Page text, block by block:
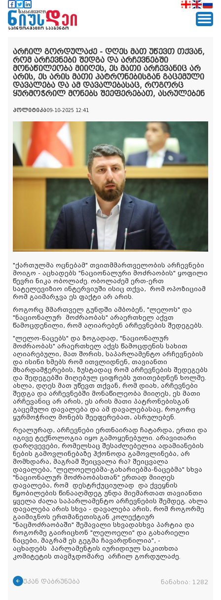
არჩილ გორდულაძე - დღეს მათ უწევთ თქვან,
რომ არჩევნები შედგა და არჩევნებში
მონაწილეობა მიიღეს, ეს მათი არჩევანიც არ
არის, ეს არის მათი პატრონებისგან გაცემული
დავალება და ამ დავალებასაც, როგორც
ყურმოჭრილ მონებს შეეფერებათ, ასრულებენ
პოლიტიკა09-10-2025 12:41
"ქართულმა ოცნებამ" თვითმმართველობის არჩევნები
მოიგო - აცხადებს "ნაციონალური მოძრაობის" ყოფილი
წევრი ნიკა ობოლაძე. ობოლაძემ ერთ-ერთ
სატელევიზიო ინტერვიუში ისიც თქვა, რომ ოპოზიციამ
რომ გაიმარჯვა ეს ფაქტი არ არის.
როგორც მმართველ გუნდში ამბობენ, "ლელოს" და
"ნაციონალურ მოძრაობას" არაერთხელ აქვთ
წამოცდენილი, რომ აღიარებენ არჩევნების შედეგებს.
"ლელო-ნაცებს" და ზოგადად, "ნაციონალურ
მოძრაობას" არაერთხელ აქვს წამოცდენის სახით
აღიარებული, მათ შორის, საპარლამენტო არჩევნების
და ისინი ხმებს რომ ითვლიდნენ, თავიანთი
მხარდამჭერების, ზუსტადაც რომ არჩევნების შედეგებს
და შედეგებში მიღებულ ციფრებს უთითებდნენ ხოლმე.
ახლა, დღეს მათ უწევთ თქვან, რომ დიახ, არჩევნები
შედგა და არჩევნებში მონაწილეობა მიიღეს, ეს მათი
არჩევანიც არ არის, ეს არის მათი პატრონებისგან
გაცემული დავალება და ამ დავალებასაც, როგორც
ყურმოჭრილ მონებს შეეფერებათ, ასრულებენ.
რეალურად, არჩევნები ერთნაირად ჩატარდა, ერთი და
იგივე ტექნოლოგია იყო გამოყენებული. არავითარი
დარღვევები, რომელსაც შესაძლებელია ადამიანების
ნების გამოვლინებაზე ჰქონოდა გამოვლინება, არ
მომხდარა, მაგრამ შეიცვალა რა? შეიცვალა
დავალება, "ლელოელებმა-გახარიებმა-ნაცებმა" სხვა
"ნაციონალურ მოძრაობასთან" ერთად მიიღეს
დავალება, რომ დესტრქუციულად და ქვეყნის
წყობილების წინააღმდეგ უნდა მიემართათ თავიანთი
ყველა ძალა საპარლამენტო არჩევნების შემდეგ. ახლა
დავალება არის სხვა - დავალება არის, რომ როგორმე
გაიმიჯნოს ერთმანეთისგან კოლექტიურ
"ნაცმოძრაობაში" შემავალი სხვადასხვა პარტია და
როგორმე გაირიცხონ "ლელოელი" და გახარიელი
ნაცები, მაგრამ ეს გეგმა ჩავარდნილია", -
აცხადებს პარლამენტის იურიდიულ საკითხთა
კომიტეტის თავმჯდომარე არჩილ გორდულაძე.
უკან დაბრუნება ნანახია: 1282